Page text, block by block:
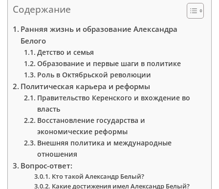
Содержание
Ранняя жизнь и образование Александра
Белого
Детство и семья
Образование и первые шаги в политике
Роль в Октябрьской революции
Политическая карьера и реформы
Правительство Керенского и вхождение во
власть
Восстановление государства и
экономические реформы
Внешняя политика и международные
отношения
Вопрос-ответ:
Кто такой Александр Белый?
Какие достижения имел Александр Белый?